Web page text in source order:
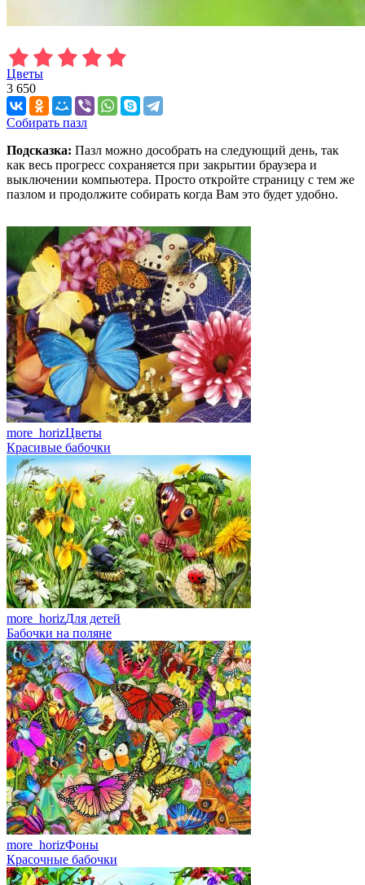
Цветы
3 650
Собирать пазл
Подсказка: Пазл можно дособрать на следующий день, так
как весь прогресс сохраняется при закрытии браузера и
выключении компьютера. Просто откройте страницу с тем же
пазлом и продолжите собирать когда Вам это будет удобно.
more_horizЦветы
Красивые бабочки
more_horizДля детей
Бабочки на поляне
more_horizФоны
Красочные бабочки